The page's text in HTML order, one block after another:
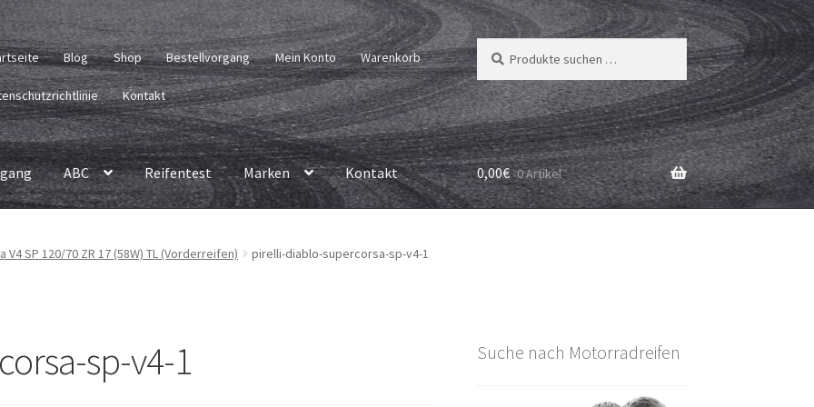
Blog Shop Bestellvorgang Mein Konto Warenkorb
Kontakt
Suchen
nach:
Suchen
ABC Reifentest Marken Kontakt 0,00€ 0 Artikel
SP 120/70 ZR 17 (58W) TL (Vorderreifen) pirelli-diablo-supercorsa-sp-v4-1
sp-v4-1 Suche nach Motorradreifen